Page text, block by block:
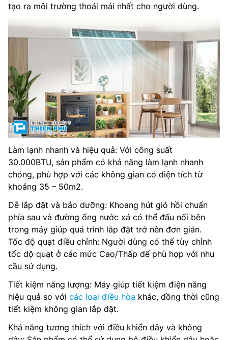
tạo ra môi trường thoải mái nhất cho người dùng.
Làm lạnh nhanh và hiệu quả: Với công suất
30.000BTU, sản phẩm có khả năng làm lạnh nhanh
chóng, phù hợp với các không gian có diện tích từ
khoảng 35 – 50m2.
Dễ lắp đặt và bảo dưỡng: Khoang hút gió hồi chuẩn
phía sau và đường ống nước xả có thể đấu nối bên
trong máy giúp quá trình lắp đặt trở nên đơn giản.
Tốc độ quạt điều chỉnh: Người dùng có thể tùy chỉnh
tốc độ quạt ở các mức Cao/Thấp để phù hợp với nhu
cầu sử dụng.
Tiết kiệm năng lượng: Máy giúp tiết kiệm điện năng
hiệu quả so với các loại điều hòa khác, đồng thời cũng
tiết kiệm không gian lắp đặt.
Khả năng tương thích với điều khiển dây và không